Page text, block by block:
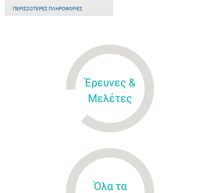
ΠΕΡΙΣΣΌΤΕΡΕΣ ΠΛΗΡΟΦΟΡΊΕΣ
Έρευνες &
Μελέτες
Όλα τα